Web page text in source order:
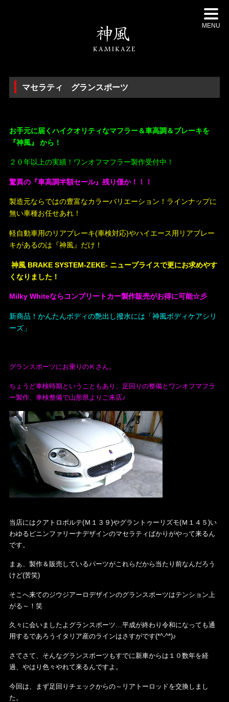
MENU
マセラティ グランスポーツ
お手元に届くハイクオリティなマフラー＆車高調＆ブレーキを
『神風』 から！
２０年以上の実績！ワンオフマフラー製作受付中！
驚異の『車高調半額セール』残り僅か！！！
製造元ならではの豊富なカラーバリエーション！ラインナップに
無い車種お任せあれ！
軽自動車用のリアブレーキ(車検対応)やハイエース用リアブレー
キがあるのは『神風』だけ！
神風 BRAKE SYSTEM-ZEKE- ニュープライスで更にお求めやす
くなりました！
Milky Whiteならコンプリートカー製作販売がお得に可能☆彡
新商品！かんたんボディの艶出し撥水には「神風ボディケアシリ
ーズ」
グランスポーツにお乗りのＫさん。
ちょうど車検時期ということもあり、足回りの整備とワンオフマフラ
ー製作、車検整備で山形県よりご来店♪
当店にはクアトロポルテ(Ｍ１３９)やグラントゥーリズモ(Ｍ１４５)い
わゆるピニンファリーナデザインのマセラティばかりがやって来るん
です。
まぁ、製作＆販売しているパーツがこれらだから当たり前なんだろう
けど(苦笑)
そこへ来てのジウジアーロデザインのグランスポーツはテンション上
がる～！笑
久々に会いましたよグランスポーツ…平成が終わり令和になっても通
用するであろうイタリア産のラインはさすがです(*^-^*)♪
さてさて、そんなグランスポーツもすでに新車からは１０数年を経
過、やはり色々やれて来るんですよ。
今回は、まず足回りチェックからの～リアトーロッドを交換しまし
た。